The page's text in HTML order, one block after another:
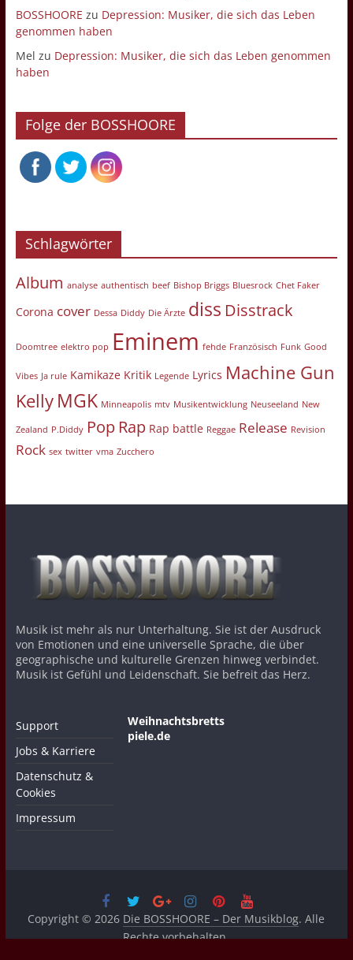
BOSSHOORE zu Depression: Musiker, die sich das Leben
genommen haben
Mel zu Depression: Musiker, die sich das Leben genommen
haben
Folge der BOSSHOORE
Schlagwörter
Album analyse authentisch beef Bishop Briggs Bluesrock Chet Faker
Corona cover Dessa Diddy Die Ärzte diss Disstrack
Doomtree elektro pop Eminem fehde Französisch Funk Good
Vibes Ja rule Kamikaze Kritik Legende Lyrics Machine Gun
Kelly MGK Minneapolis mtv Musikentwicklung Neuseeland New
Zealand P.Diddy Pop Rap Rap battle Reggae Release Revision
Rock sex twitter vma Zucchero
Musik ist mehr als nur Unterhaltung. Sie ist der Ausdruck
von Emotionen und eine universelle Sprache, die über
geographische und kulturelle Grenzen hinweg verbindet.
Musik ist Gefühl und Leidenschaft. Sie befreit das Herz.
Support
Jobs & Karriere
Datenschutz &
Cookies
Impressum
Weihnachtsbretts
piele.de
Copyright © 2026 Die BOSSHOORE – Der Musikblog. Alle
Rechte vorbehalten.